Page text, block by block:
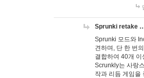
Sprunki retake
Sprunki 모드와
견하며, 단 한 번
결합하여 40개
Scrunkly는 사랑
작과 리듬 게임을